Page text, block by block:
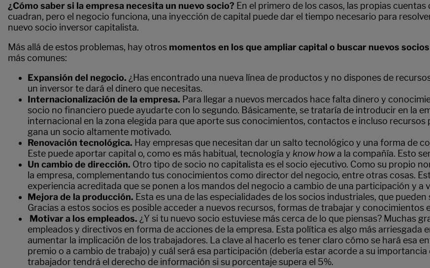
¿Cómo saber si la empresa necesita un nuevo socio? En el primero de los casos, las propias
cuadran, pero el negocio funciona, una inyección de capital puede dar el tiempo necesario para
nuevo socio inversor capitalista.
Más allá de estos problemas, hay otros momentos en los que ampliar capital o buscar nuevos
más comunes:
Expansión del negocio. ¿Has encontrado una nueva línea de productos y no dispones de
un inversor te dará el dinero que necesitas.
Internacionalización de la empresa. Para llegar a nuevos mercados hace falta dinero y
socio no financiero puede ayudarte con lo segundo. Básicamente, se trataría de introducir en la
internacional en la zona elegida para que aporte sus conocimientos, contactos e incluso
gana un socio altamente motivado.
Renovación tecnológica. Hay empresas que necesitan dar un salto tecnológico y una forma de
Este puede aportar capital o, como es más habitual, tecnología y know howa la compañía. Esto
Un cambio de dirección. Otro tipo de socio no capitalista es el socio ejecutivo. Como su propio
la empresa, complementando tus conocimientos como director del negocio, entre otras cosas.
experiencia acreditada que se ponen a los mandos del negocio a cambio de una participación y a
Mejora de la producción. Esta es una de las especialidades de los socios industriales, que
Gracias a estos socios es posible acceder a nuevos recursos, formas de trabajar y conocimientos
Motivar a los empleados. ¿Y si tu nuevo socio estuviese más cerca de lo que piensas? Muchas
empleados y directivos en forma de acciones de la empresa. Esta política es algo más arriesgada
aumentar la implicación de los trabajadores. La clave al hacerlo es tener claro cómo se hará esa
premio o a cambio de trabajo) y cuál será esa participación (debería estar acorde a su importancia
trabajador tendrá el derecho de información si su porcentaje supera el 5%.